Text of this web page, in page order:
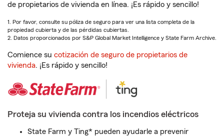
de propietarios de vivienda en línea. ¡Es rápido y sencillo!
1. Por favor, consulte su póliza de seguro para ver una lista completa de la
propiedad cubierta y de las pérdidas cubiertas.
2. Datos proporcionados por S&P Global Market Intelligence y State Farm Archive.
Comience su cotización de seguro de propietarios de
vivienda. ¡Es rápido y sencillo!
Proteja su vivienda contra los incendios eléctricos
State Farm y Ting* pueden ayudarle a prevenir